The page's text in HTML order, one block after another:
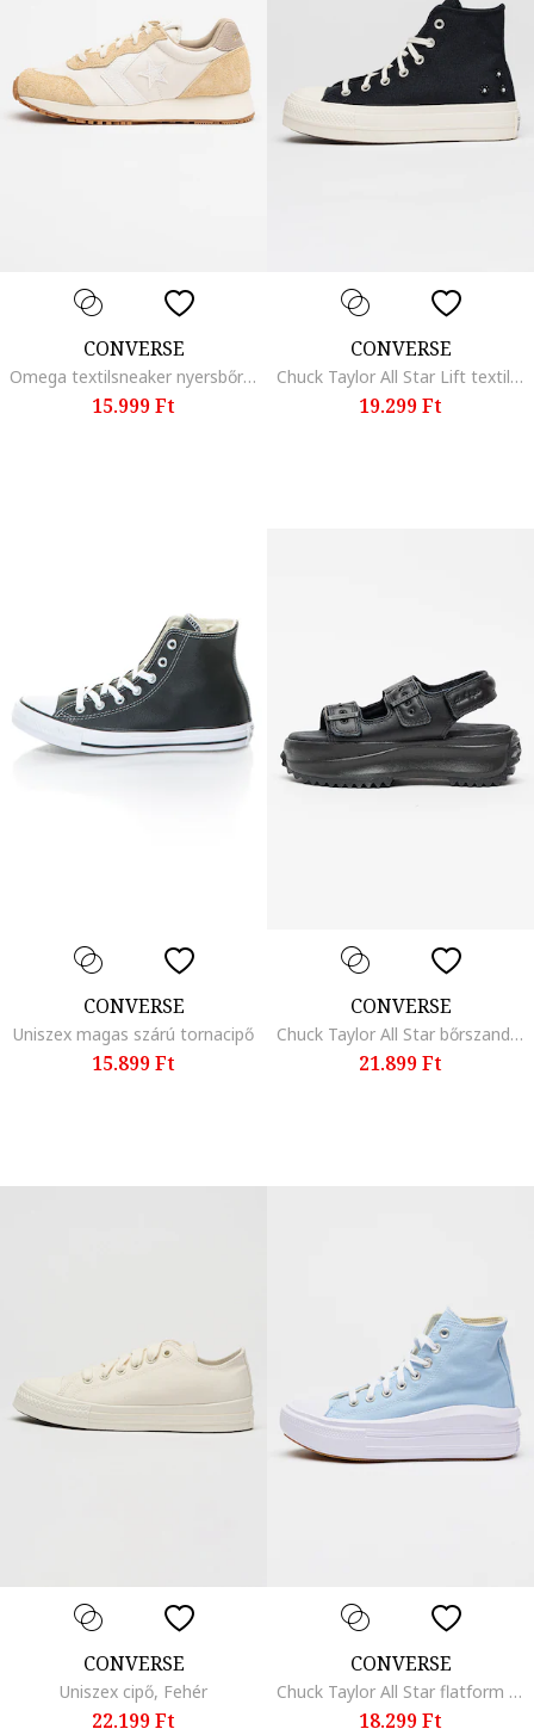
CONVERSE
Omega textilsneaker nyersbőr részletekkel, Fehér/Világosbézs
15.999 Ft
CONVERSE
Chuck Taylor All Star Lift textilcipő, Fekete
19.299 Ft
CONVERSE
Uniszex magas szárú tornacipő
15.899 Ft
CONVERSE
Chuck Taylor All Star bőrszandál, Fekete
21.899 Ft
CONVERSE
Uniszex cipő, Fehér
22.199 Ft
CONVERSE
Chuck Taylor All Star flatform sneaker, Pasztellkék
18.299 Ft